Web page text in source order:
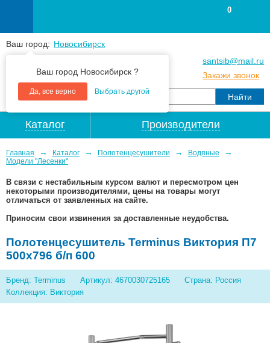
Ваш город: Новосибирск
Ваш город Новосибирск ?
Да, все верно Выбрать другой
+7(383) 213 79 30
santsib@mail.ru
Закажи звонок
0
Каталог Производители
Главная → Каталог → Полотенцесушители → Водяные →
Модели "Лесенки"
В связи с нестабильным курсом валют и пересмотром цен
некоторыми производителями, цены на товары могут
отличаться от заявленных на сайте.
Приносим свои извинения за доставленные неудобства.
Полотенцесушитель Terminus Виктория П7
500х796 б/п 600
Бренд: Terminus Артикул: 4670030725165
Страна: Россия
Коллекция: Виктория